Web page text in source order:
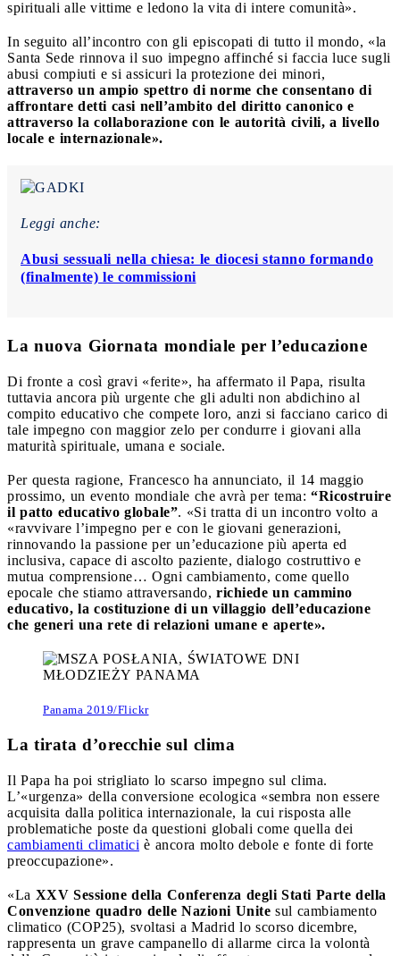
spirituali alle vittime e ledono la vita di intere comunità».
In seguito all’incontro con gli episcopati di tutto il mondo, «la
Santa Sede rinnova il suo impegno affinché si faccia luce sugli
abusi compiuti e si assicuri la protezione dei minori,
attraverso un ampio spettro di norme che consentano di
affrontare detti casi nell’ambito del diritto canonico e
attraverso la collaborazione con le autorità civili, a livello
locale e internazionale».
Leggi anche:
Abusi sessuali nella chiesa: le diocesi stanno formando
(finalmente) le commissioni
La nuova Giornata mondiale per l’educazione
Di fronte a così gravi «ferite», ha affermato il Papa, risulta
tuttavia ancora più urgente che gli adulti non abdichino al
compito educativo che compete loro, anzi si facciano carico di
tale impegno con maggior zelo per condurre i giovani alla
maturità spirituale, umana e sociale.
Per questa ragione, Francesco ha annunciato, il 14 maggio
prossimo, un evento mondiale che avrà per tema: “Ricostruire
il patto educativo globale”. «Si tratta di un incontro volto a
«ravvivare l’impegno per e con le giovani generazioni,
rinnovando la passione per un’educazione più aperta ed
inclusiva, capace di ascolto paziente, dialogo costruttivo e
mutua comprensione… Ogni cambiamento, come quello
epocale che stiamo attraversando, richiede un cammino
educativo, la costituzione di un villaggio dell’educazione
che generi una rete di relazioni umane e aperte».
Panama 2019/Flickr
La tirata d’orecchie sul clima
Il Papa ha poi strigliato lo scarso impegno sul clima.
L’«urgenza» della conversione ecologica «sembra non essere
acquisita dalla politica internazionale, la cui risposta alle
problematiche poste da questioni globali come quella dei
cambiamenti climatici è ancora molto debole e fonte di forte
preoccupazione».
«La XXV Sessione della Conferenza degli Stati Parte della
Convenzione quadro delle Nazioni Unite sul cambiamento
climatico (COP25), svoltasi a Madrid lo scorso dicembre,
rappresenta un grave campanello di allarme circa la volontà